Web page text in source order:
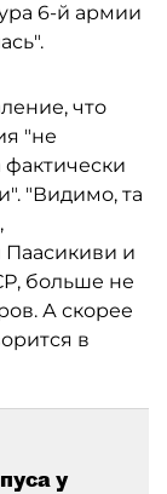
6-й армии
что
"не
"Видимо, та
и
больше не
А скорее
в
у